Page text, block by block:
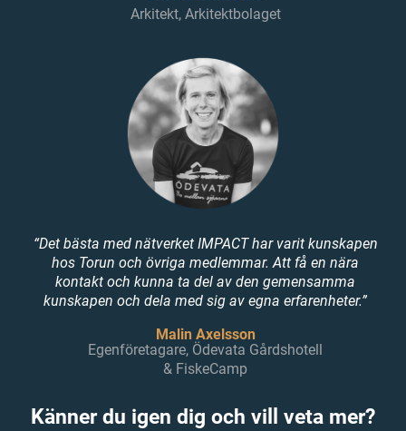
Arkitekt, Arkitektbolaget
“Det bästa med nätverket IMPACT har varit kunskapen
hos Torun och övriga medlemmar. Att få en nära
kontakt och kunna ta del av den gemensamma
kunskapen och dela med sig av egna erfarenheter.”
Malin Axelsson
Egenföretagare, Ödevata Gårdshotell
& FiskeCamp
Känner du igen dig och vill veta mer?